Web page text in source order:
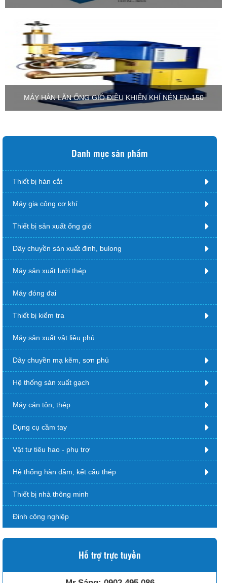
MÁY HÀN LĂN ỐNG GIÓ ĐIỀU KHIỂN KHÍ NÉN FN-150
Danh mục sản phẩm
Thiết bị hàn cắt
Máy gia công cơ khí
Thiết bị sản xuất ống gió
Dây chuyền sản xuất đinh, bulong
Máy sản xuất lưới thép
Máy đóng đai
Thiết bị kiểm tra
Máy sản xuất vật liệu phủ
Dây chuyền mạ kẽm, sơn phủ
Hệ thống sản xuất gạch
Máy cán tôn, thép
Dụng cụ cầm tay
Vật tư tiêu hao - phụ trợ
Hệ thống hàn dầm, kết cấu thép
Thiết bị nhà thông minh
Đinh công nghiệp
Hỗ trợ trực tuyến